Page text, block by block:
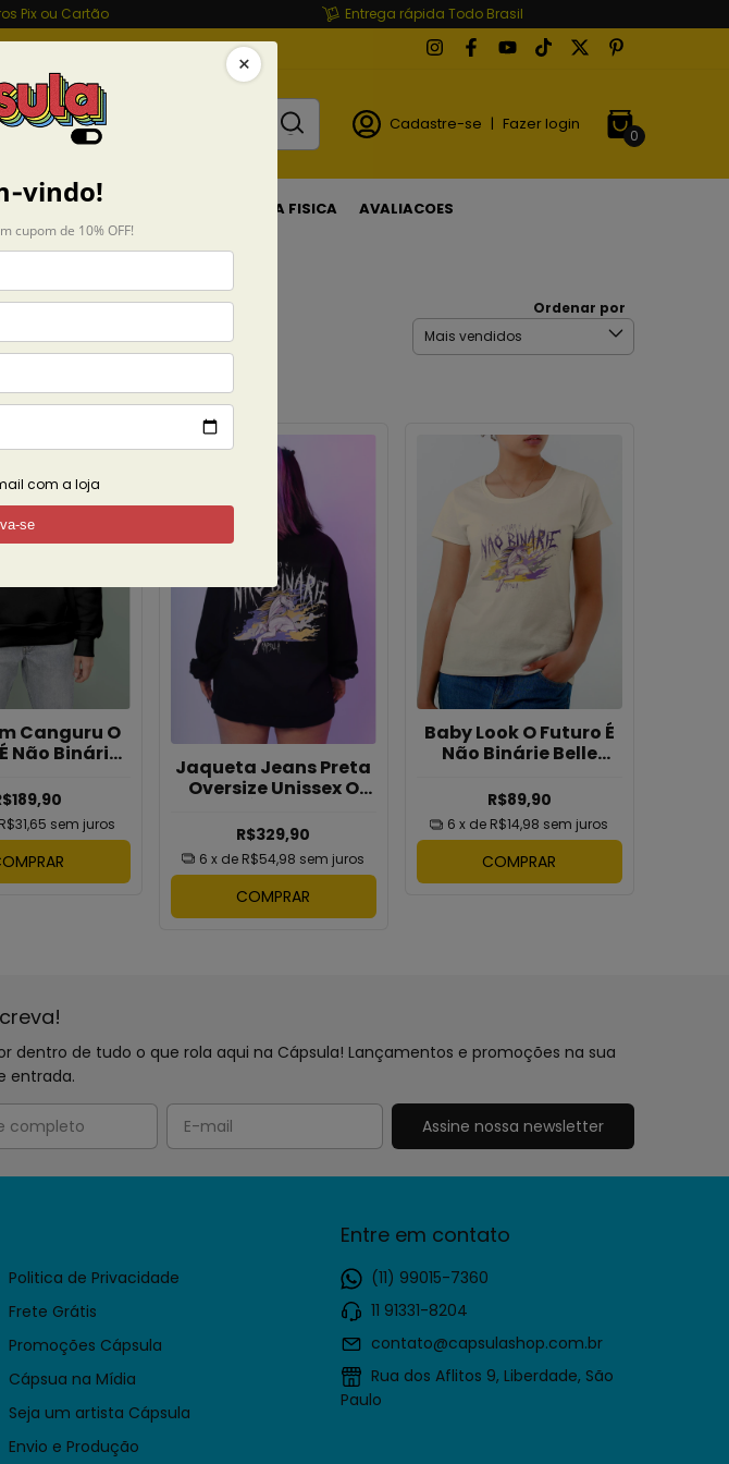
Pix ou Cartão Entrega rápida Todo Brasil
Cadastre-se | Fazer login
0
CASA LOJA FISICA AVALIACOES
Ordenar por
Canguru O
Não Binárie
R$31,65 sem juros
Jaqueta Jeans Preta
Oversize Unissex O
Belle Belinha
R$329,90
6 x de R$54,98 sem juros
COMPRAR
Baby Look O Futuro É
Não Binárie Belle
R$89,90
6 x de R$14,98 sem juros
COMPRAR
dentro de tudo o que rola aqui na Cápsula! Lançamentos e promoções na sua
entrada.
Politica de Privacidade
Frete Grátis
Promoções Cápsula
Cápsua na Mídia
Seja um artista Cápsula
Envio e Produção
Entre em contato
(11) 99015-7360
11 91331-8204
contato@capsulashop.com.br
Rua dos Aflitos 9, Liberdade, São
Paulo